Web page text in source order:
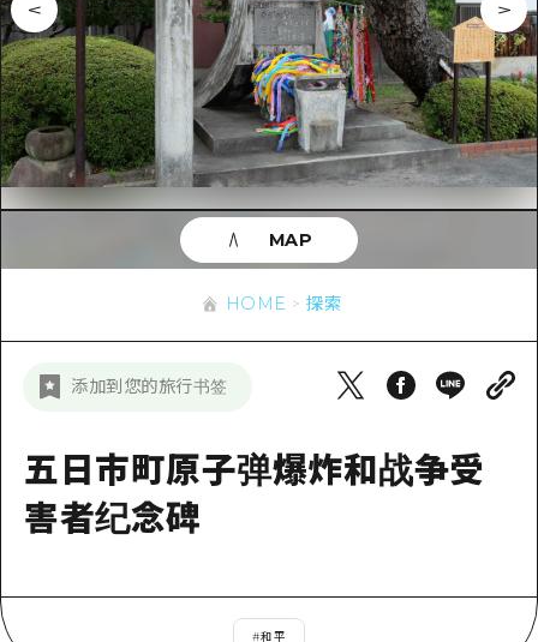
列表
推荐
艺术
活动·庙会
美食·酒水
骑自行车
夜晚生活
世界遗产
学习·体验
历史·文化
示范行程
列表
Dive!Hiroshima官方向导
广岛随意旅行
广岛市内
美北
宫岛周边
东山口
探索
列表
广岛市内
安艺
答對了
美北
艺北
东山口
爱媛
活动
应时信息
有用的信息
次要流量摘要
设施拥堵
行李寄存和运送服务
新闻
HOME 探索
添加到您的旅行书签
五日市町原子弹爆炸和战争受
害者纪念碑
#和平
MAP